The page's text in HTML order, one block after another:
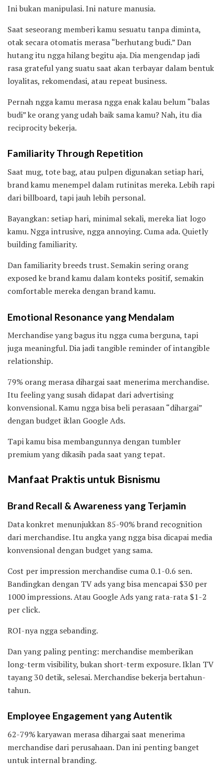
Ini bukan manipulasi. Ini nature manusia.
Saat seseorang memberi kamu sesuatu tanpa diminta,
otak secara otomatis merasa “berhutang budi.” Dan
hutang itu ngga hilang begitu aja. Dia mengendap jadi
rasa grateful yang suatu saat akan terbayar dalam bentuk
loyalitas, rekomendasi, atau repeat business.
Pernah ngga kamu merasa ngga enak kalau belum “balas
budi” ke orang yang udah baik sama kamu? Nah, itu dia
reciprocity bekerja.
Familiarity Through Repetition
Saat mug, tote bag, atau pulpen digunakan setiap hari,
brand kamu menempel dalam rutinitas mereka. Lebih rapi
dari billboard, tapi jauh lebih personal.
Bayangkan: setiap hari, minimal sekali, mereka liat logo
kamu. Ngga intrusive, ngga annoying. Cuma ada. Quietly
building familiarity.
Dan familiarity breeds trust. Semakin sering orang
exposed ke brand kamu dalam konteks positif, semakin
comfortable mereka dengan brand kamu.
Emotional Resonance yang Mendalam
Merchandise yang bagus itu ngga cuma berguna, tapi
juga meaningful. Dia jadi tangible reminder of intangible
relationship.
79% orang merasa dihargai saat menerima merchandise.
Itu feeling yang susah didapat dari advertising
konvensional. Kamu ngga bisa beli perasaan “dihargai”
dengan budget iklan Google Ads.
Tapi kamu bisa membangunnya dengan tumbler
premium yang dikasih pada saat yang tepat.
Manfaat Praktis untuk Bisnismu
Brand Recall & Awareness yang Terjamin
Data konkret menunjukkan 85-90% brand recognition
dari merchandise. Itu angka yang ngga bisa dicapai media
konvensional dengan budget yang sama.
Cost per impression merchandise cuma 0.1-0.6 sen.
Bandingkan dengan TV ads yang bisa mencapai $30 per
1000 impressions. Atau Google Ads yang rata-rata $1-2
per click.
ROI-nya ngga sebanding.
Dan yang paling penting: merchandise memberikan
long-term visibility, bukan short-term exposure. Iklan TV
tayang 30 detik, selesai. Merchandise bekerja bertahun-
tahun.
Employee Engagement yang Autentik
62-79% karyawan merasa dihargai saat menerima
merchandise dari perusahaan. Dan ini penting banget
untuk internal branding.